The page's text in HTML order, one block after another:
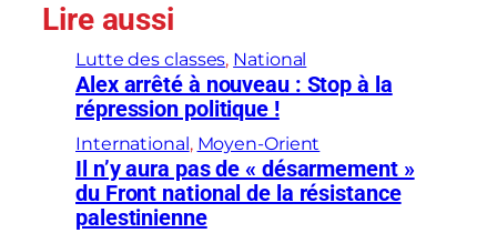
Lire aussi
Lutte des classes, National
Alex arrêté à nouveau : Stop à la
répression politique !
International , Moyen-Orient
Il n’y aura pas de « désarmement »
du Front national de la résistance
palestinienne